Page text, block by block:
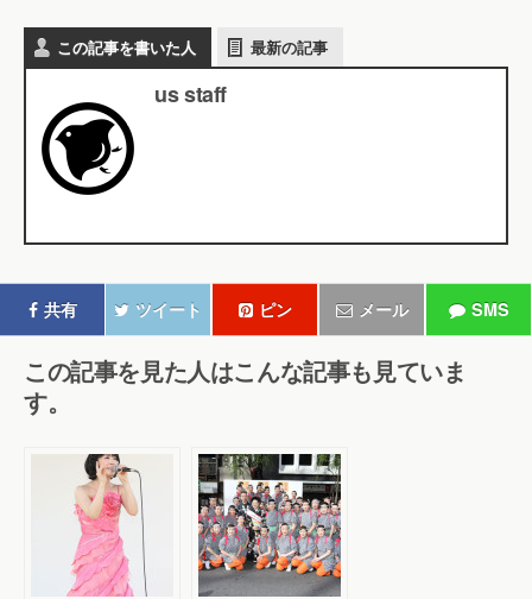
この記事を書いた人 最新の記事
us staff
共有 ツイート ピン メール SMS
この記事を見た人はこんな記事も見ていま
す。